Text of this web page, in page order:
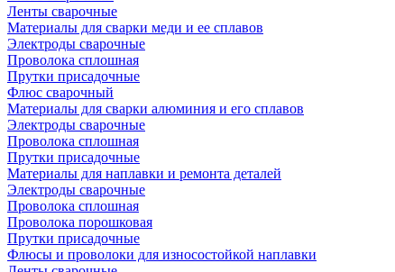
Ленты сварочные
Материалы для сварки меди и ее сплавов
Электроды сварочные
Проволока сплошная
Прутки присадочные
Флюс сварочный
Материалы для сварки алюминия и его сплавов
Электроды сварочные
Проволока сплошная
Прутки присадочные
Материалы для наплавки и ремонта деталей
Электроды сварочные
Проволока сплошная
Проволока порошковая
Прутки присадочные
Флюсы и проволоки для износостойкой наплавки